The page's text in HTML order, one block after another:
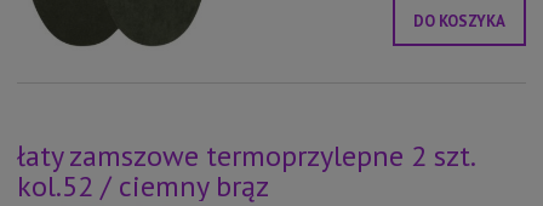
DO KOSZYKA
łaty zamszowe termoprzylepne 2 szt.
kol.52 / ciemny brąz